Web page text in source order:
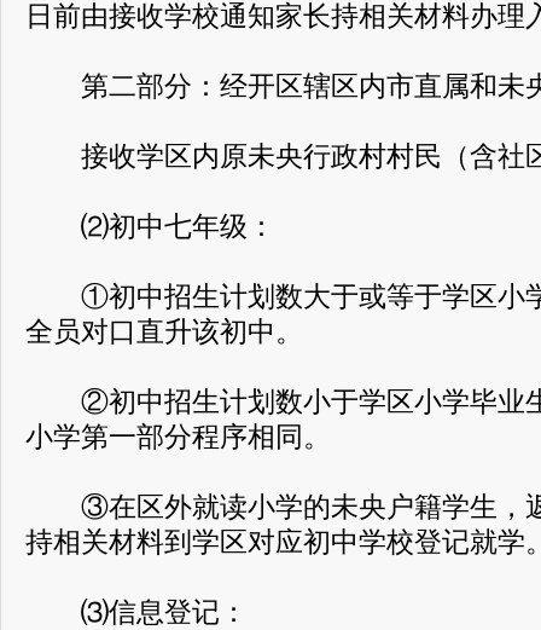
日前由接收学校通知家长持相关材料办理
第二部分：经开区辖区内市直属和未
接收学区内原未央行政村村民（含社
⑵初中七年级：
①初中招生计划数大于或等于学区小
全员对口直升该初中。
②初中招生计划数小于学区小学毕业
小学第一部分程序相同。
③在区外就读小学的未央户籍学生，
持相关材料到学区对应初中学校登记就学
⑶信息登记：